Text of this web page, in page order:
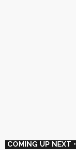
COMING UP NEXT